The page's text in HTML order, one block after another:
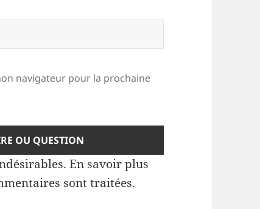
navigateur pour la prochaine
En savoir plus
sont traitées.